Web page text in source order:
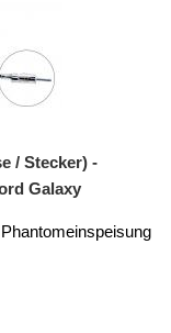
/ Stecker) -
Galaxy